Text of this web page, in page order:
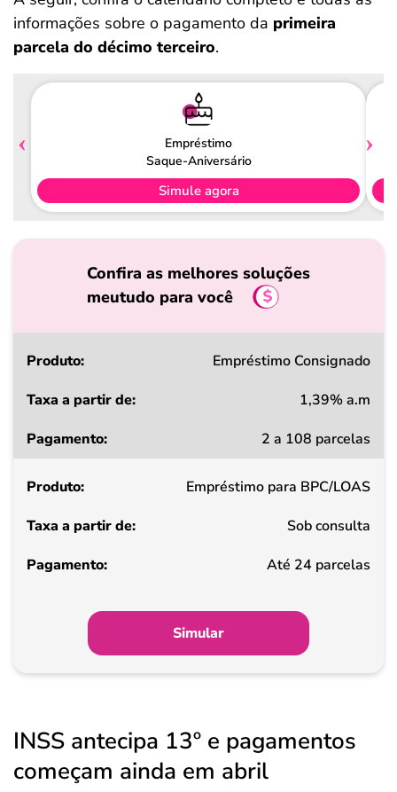
informações sobre o pagamento da primeira
parcela do décimo terceiro.
Empréstimo
Saque-Aniversário
Simule agora
Confira as melhores soluções
meutudo para você
Produto
a
de
Pagamento
Empréstimo Consignado
1,39% a.m
2 a 108 parcelas
Empréstimo para BPC/LOAS
Sob consulta
Até 24 parcelas
Simular
INSS antecipa 13º e pagamentos
começam ainda em abril